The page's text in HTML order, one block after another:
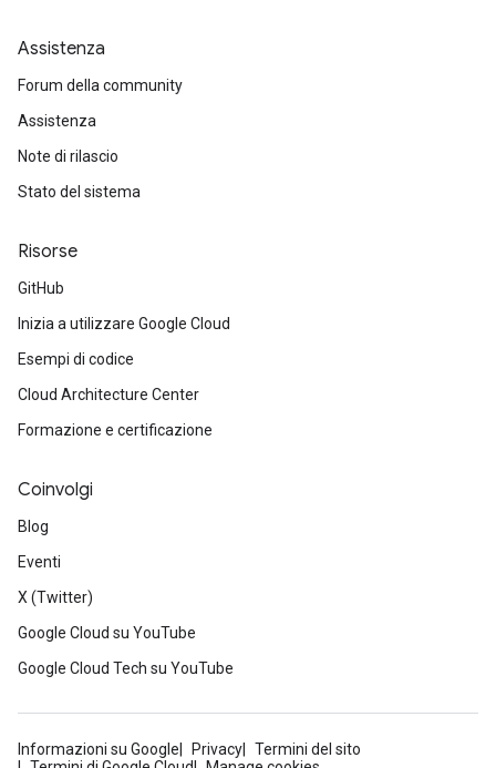
Assistenza
Forum della community
Assistenza
Note di rilascio
Stato del sistema
Risorse
GitHub
Inizia a utilizzare Google Cloud
Esempi di codice
Cloud Architecture Center
Formazione e certificazione
Coinvolgi
Blog
Eventi
X (Twitter)
Google Cloud su YouTube
Google Cloud Tech su YouTube
Informazioni su Google Privacy
Termini del sito